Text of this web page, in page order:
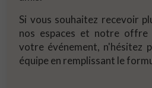
Si vous souhaitez recevoir
nos espaces et notre offre
votre événement, n'hésitez
équipe en remplissant le